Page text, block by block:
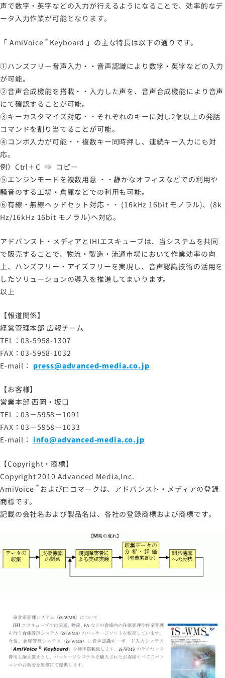
声で数字・英字などの入力が行えるようになることで、効率的なデ
ータ入力作業が可能となります。
「 AmiVoice® Keyboard 」の主な特長は以下の通りです。
①ハンズフリー音声入力・・音声認識により数字・英字などの入力
が可能。
②音声合成機能を搭載・・入力した声を、音声合成機能により音声
にて確認することが可能。
③キーカスタマイズ対応・・それぞれのキーに対し2個以上の発話
コマンドを割り当てることが可能。
④コンボ入力が可能・・複数キー同時押し、連続キー入力にも対
応。
例）Ctrl＋C ⇒ コピー
⑤エンジンモードを複数用意 ・・静かなオフィスなどでの利用や
騒音のする工場・倉庫などでの利用も可能。
⑥有線・無線ヘッドセット対応・・ (16kHz 16bit モノラル)、(8k
Hz/16kHz 16bit モノラル)へ対応。
アドバンスト・メディアとIHIエスキューブは、当システムを共同
で販売することで、物流・製造・流通市場において作業効率の向
上、ハンズフリー・アイズフリーを実現し、音声認識技術の活用を
したソリューションの導入を推進してまいります。
以上
【報道関係】
経営管理本部 広報チーム
TEL：03-5958-1307
FAX：03-5958-1032
E-mail： press@advanced-media.co.jp
【お客様】
営業本部 西岡・坂口
TEL：03－5958－1091
FAX：03－5958－1033
E-mail： info@advanced-media.co.jp
【Copyright・商標】
Copyright 2010 Advanced Media,Inc.
AmiVoice ® およびロゴマークは、アドバンスト・メディアの登録
商標です。
記載の会社名および製品名は、各社の登録商標および商標です。